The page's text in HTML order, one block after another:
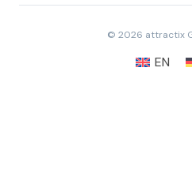
© 2026 attractix
EN